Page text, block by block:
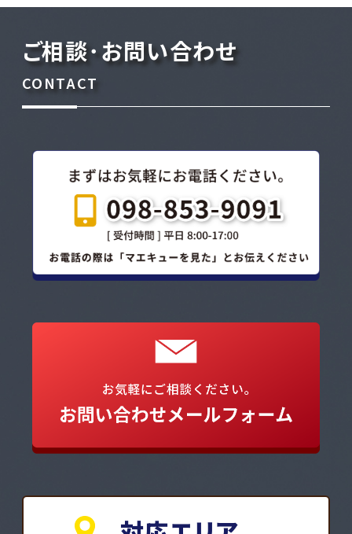
ご相談･お問い合わせ
CONTACT